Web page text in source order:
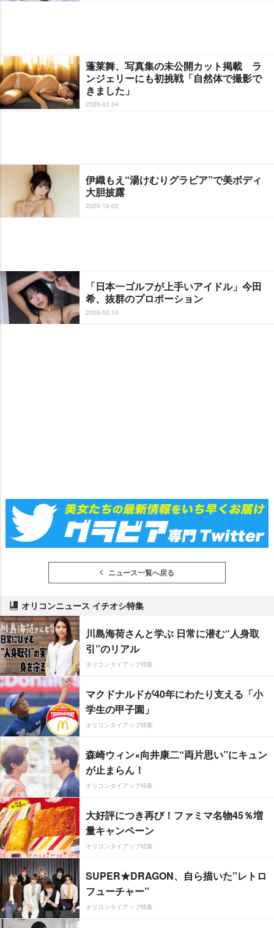
蓬莱舞、写真集の未公開カット掲載 ラ
ンジェリーにも初挑戦「自然体で撮影で
きました」
2026-03-24
伊織もえ“湯けむりグラビア”で美ボディ
大胆披露
2025-12-02
「日本一ゴルフが上手いアイドル」今田
希、抜群のプロポーション
2026-02-10
ニュース一覧へ戻る
オリコンニュース イチオシ特集
川島海荷さんと学ぶ 日常に潜む“人身取
引”のリアル
オリコンタイアップ特集
マクドナルドが40年にわたり支える「小
学生の甲子園」
オリコンタイアップ特集
森崎ウィン×向井康二“両片思い”にキュン
が止まらん！
オリコンタイアップ特集
大好評につき再び！ファミマ名物45％増
量キャンペーン
オリコンタイアップ特集
SUPER★DRAGON、自ら描いた”レトロ
フューチャー”
オリコンタイアップ特集